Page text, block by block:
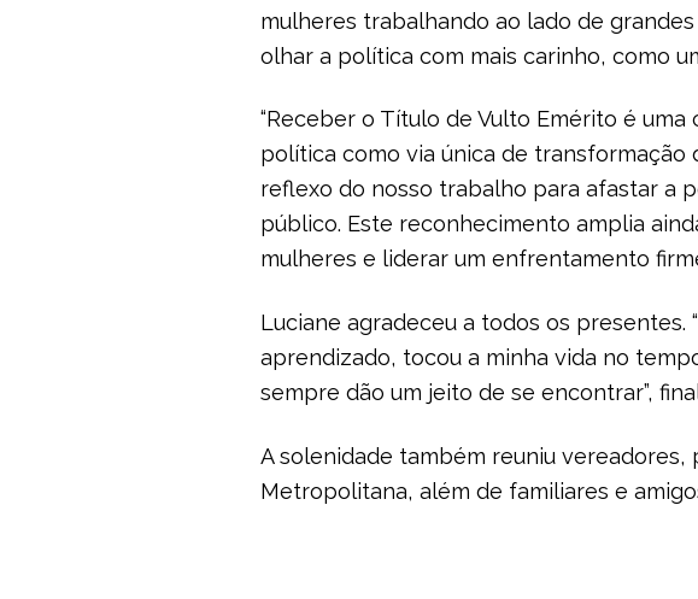
mulheres trabalhando ao lado de
olhar a política com mais carinho, como
“Receber o Título de Vulto Emérito é
política como via única de transformação
reflexo do nosso trabalho para afastar a
público. Este reconhecimento amplia
mulheres e liderar um enfrentamento
Luciane agradeceu a todos os presentes.
aprendizado, tocou a minha vida no
sempre dão um jeito de se encontrar”,
A solenidade também reuniu
Metropolitana, além de familiares e